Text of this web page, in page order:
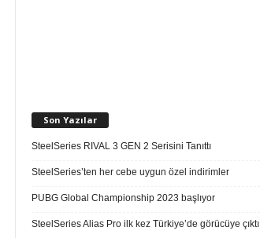
Son Yazılar
SteelSeries RIVAL 3 GEN 2 Serisini Tanıttı
SteelSeries’ten her cebe uygun özel indirimler
PUBG Global Championship 2023 başlıyor
SteelSeries Alias Pro ilk kez Türkiye’de görücüye çıktı